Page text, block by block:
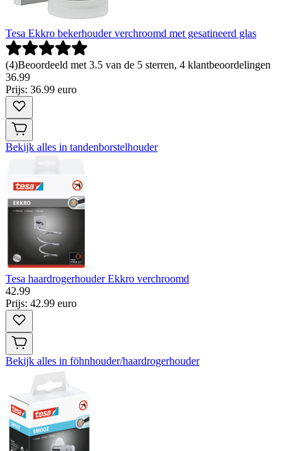
Tesa Ekkro bekerhouder verchroomd met gesatineerd glas
(4)Beoordeeld met 3.5 van de 5 sterren, 4 klantbeoordelingen
36.99
Prijs: 36.99 euro
Bekijk alles in tandenborstelhouder
Tesa haardrogerhouder Ekkro verchroomd
42.99
Prijs: 42.99 euro
Bekijk alles in föhnhouder/haardrogerhouder